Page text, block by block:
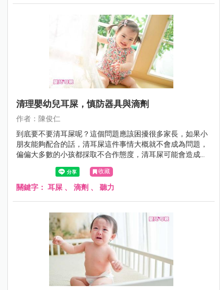
清理嬰幼兒耳屎，慎防器具與滴劑
作者：陳俊仁
到底要不要清耳屎呢？這個問題應該困擾很多家長，如果小
朋友能夠配合的話，清耳屎這件事情大概就不會成為問題，
偏偏大多數的小孩都採取不合作態度，清耳屎可能會造成受
傷，所以爸媽就困擾了。很多醫師都跟爸媽說；「不需要清
耳屎，耳屎會自己排出」。收藏
關鍵字： 耳屎 、 滴劑 、 聽力